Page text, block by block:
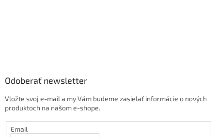
Odoberať newsletter
Vložte svoj e-mail a my Vám budeme zasielať informácie o nových
produktoch na našom e-shope.
Email